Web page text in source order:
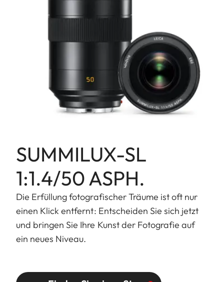
SUMMILUX-SL
1:1.4/50 ASPH.
Die Erfüllung fotografischer Träume ist oft nur
einen Klick entfernt: Entscheiden Sie sich jetzt
und bringen Sie Ihre Kunst der Fotografie auf
ein neues Niveau.